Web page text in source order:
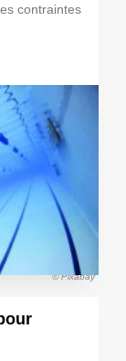
contraintes
© Pixabay